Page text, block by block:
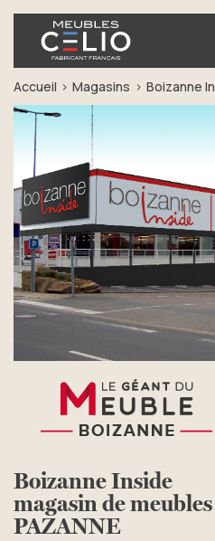
Accueil Magasins Boizanne
Boizanne Inside
magasin de
PAZANNE